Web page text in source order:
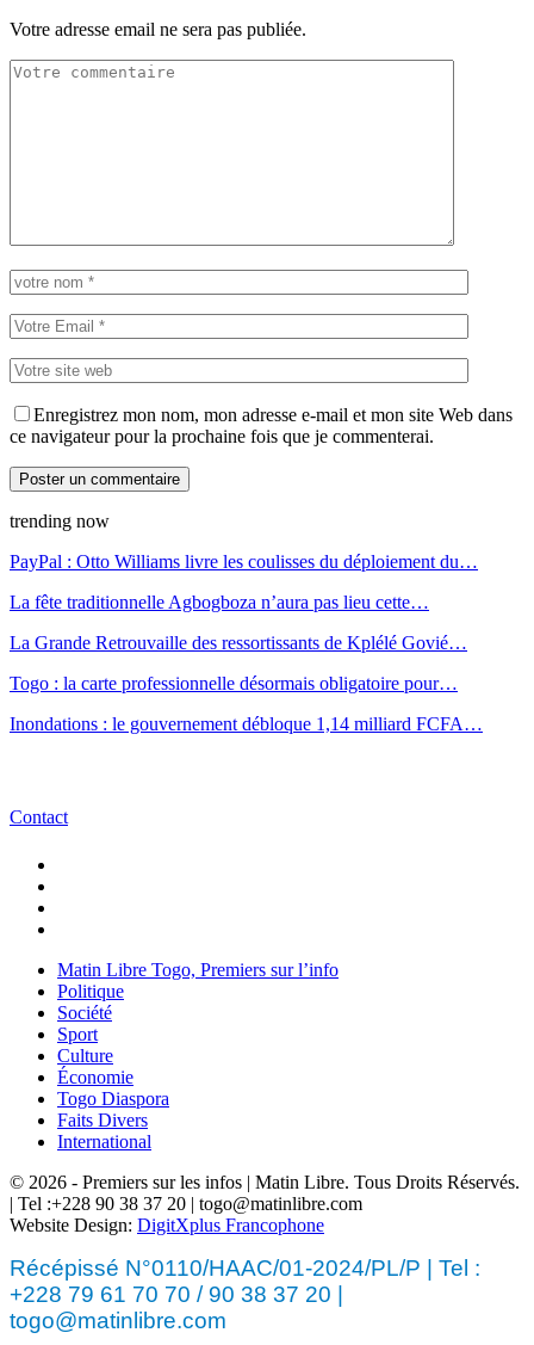
Votre adresse email ne sera pas publiée.
Enregistrez mon nom, mon adresse e-mail et mon site Web dans
ce navigateur pour la prochaine fois que je commenterai.
trending now
PayPal : Otto Williams livre les coulisses du déploiement du…
La fête traditionnelle Agbogboza n’aura pas lieu cette…
La Grande Retrouvaille des ressortissants de Kplélé Govié…
Togo : la carte professionnelle désormais obligatoire pour…
Inondations : le gouvernement débloque 1,14 milliard FCFA…
Contact
Matin Libre Togo, Premiers sur l’info
Politique
Société
Sport
Culture
Économie
Togo Diaspora
Faits Divers
International
© 2026 - Premiers sur les infos | Matin Libre. Tous Droits Réservés.
| Tel :+228 90 38 37 20 | togo@matinlibre.com
Website Design: DigitXplus Francophone
Récépissé N°0110/HAAC/01-2024/PL/P | Tel :
+228 79 61 70 70 / 90 38 37 20 |
togo@matinlibre.com